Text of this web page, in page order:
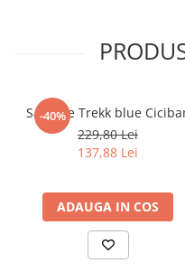
Tricouri maneca lunga
-40%
Sandale Trekk blue
229,80 Lei
137,88 Lei
ADAUGA IN COS